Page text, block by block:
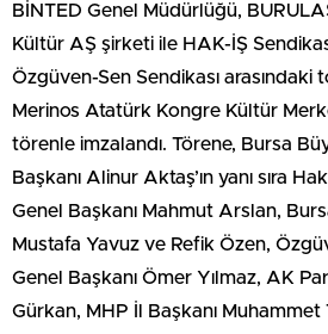
BİNTED Genel Müdürlüğü,
Kültür AŞ şirketi ile HAK-İŞ
Özgüven-Sen Sendikası arasındaki
Merinos Atatürk Kongre Kültür
törenle imzalandı. Törene, Bursa
Başkanı Alinur Aktaş’ın yanı sıra
Genel Başkanı Mahmut Arslan,
Mustafa Yavuz ve Refik Özen,
Genel Başkanı Ömer Yılmaz, AK
Gürkan, MHP İl Başkanı